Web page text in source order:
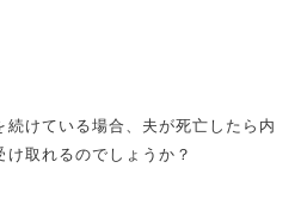
けている場合、夫が死亡したら内
取れるのでしょうか？